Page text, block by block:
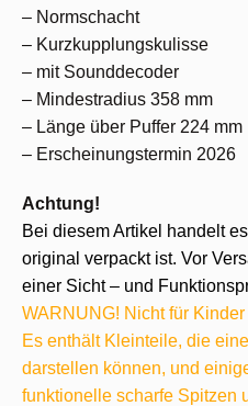
– Normschacht
– Kurzkupplungskulisse
– mit Sounddecoder
– Mindestradius 358 mm
– Länge über Puffer 224 mm
– Erscheinungstermin 2026
Achtung!
Bei diesem Artikel handelt
original verpackt ist. Vor
einer Sicht – und
WARNUNG! Nicht für
Es enthält Kleinteile, die
darstellen können, und
funktionelle scharfe Spitzen